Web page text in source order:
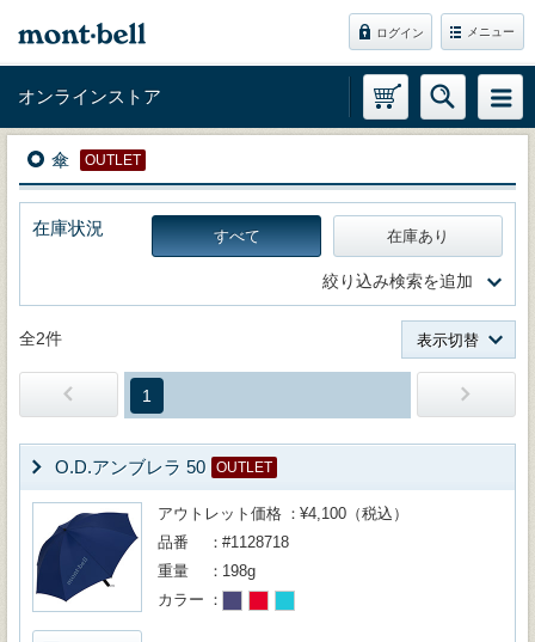
ログイン メニュー
オンラインストア
傘 OUTLET
在庫状況 すべて 在庫あり
絞り込み検索を追加
全2件 表示切替
1
O.D.アンブレラ 50 OUTLET
アウトレット価格
¥4,100（税込）
品番
#1128718
重量
198g
カラー